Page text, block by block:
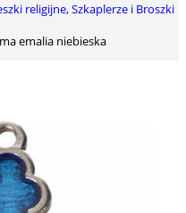
religijne, Szkaplerze i Broszki
emalia niebieska